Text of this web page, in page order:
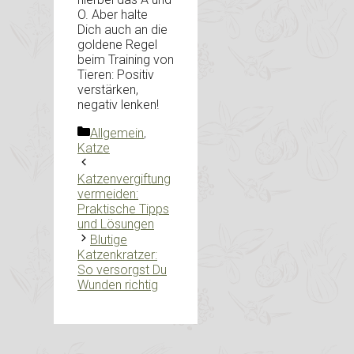
O. Aber halte
Dich auch an die
goldene Regel
beim Training von
Tieren: Positiv
verstärken,
negativ lenken!
Kategorien
Allgemein,
Katze
Katzenvergiftung
vermeiden:
Praktische Tipps
und Lösungen
Blutige
Katzenkratzer:
So versorgst Du
Wunden richtig